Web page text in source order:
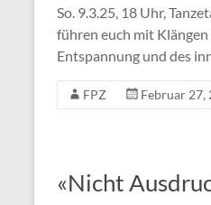
So. 9.3.25, 18 Uhr,
führen euch mit
Entspannung und des
FPZ Februar 27,
«Nicht